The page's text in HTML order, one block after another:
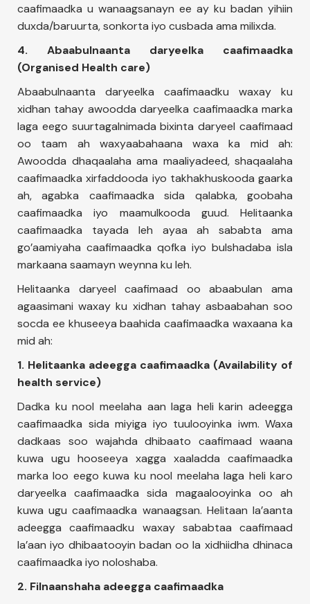
caafimaadka u wanaagsanayn ee ay ku badan yihiin
duxda/baruurta, sonkorta iyo cusbada ama milixda.
4. Abaabulnaanta daryeelka caafimaadka
(Organised Health care)
Abaabulnaanta daryeelka caafimaadku waxay ku
xidhan tahay awoodda daryeelka caafimaadka marka
laga eego suurtagalnimada bixinta daryeel caafimaad
oo taam ah waxyaabahaana waxa ka mid ah:
Awoodda dhaqaalaha ama maaliyadeed, shaqaalaha
caafimaadka xirfaddooda iyo takhakhuskooda gaarka
ah, agabka caafimaadka sida qalabka, goobaha
caafimaadka iyo maamulkooda guud. Helitaanka
caafimaadka tayada leh ayaa ah sababta ama
go’aamiyaha caafimaadka qofka iyo bulshadaba isla
markaana saamayn weynna ku leh.
Helitaanka daryeel caafimaad oo abaabulan ama
agaasimani waxay ku xidhan tahay asbaabahan soo
socda ee khuseeya baahida caafimaadka waxaana ka
mid ah:
1. Helitaanka adeegga caafimaadka (Availability of
health service)
Dadka ku nool meelaha aan laga heli karin adeegga
caafimaadka sida miyiga iyo tuulooyinka iwm. Waxa
dadkaas soo wajahda dhibaato caafimaad waana
kuwa ugu hooseeya xagga xaaladda caafimaadka
marka loo eego kuwa ku nool meelaha laga heli karo
daryeelka caafimaadka sida magaalooyinka oo ah
kuwa ugu caafimaadka wanaagsan. Helitaan la’aanta
adeegga caafimaadku waxay sababtaa caafimaad
la’aan iyo dhibaatooyin badan oo la xidhiidha dhinaca
caafimaadka iyo noloshaba.
2. Filnaanshaha adeegga caafimaadka